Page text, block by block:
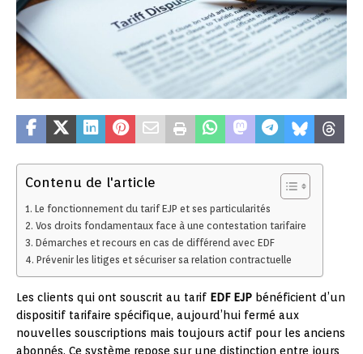
Contenu de l'article
Le fonctionnement du tarif EJP et ses particularités
Vos droits fondamentaux face à une contestation tarifaire
Démarches et recours en cas de différend avec EDF
Prévenir les litiges et sécuriser sa relation contractuelle
Les clients qui ont souscrit au tarif EDF EJP bénéficient d’un
dispositif tarifaire spécifique, aujourd’hui fermé aux
nouvelles souscriptions mais toujours actif pour les anciens
abonnés. Ce système repose sur une distinction entre jours